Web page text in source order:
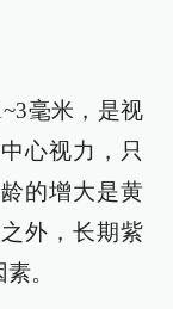
毫米，是视
心视力，只
的增大是黄
外，长期紫
。